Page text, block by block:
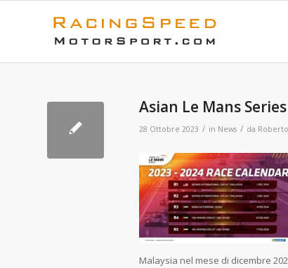
Asian Le Mans Series
28 Ottobre 2023 / in News / da
Malaysia nel mese di dicembre